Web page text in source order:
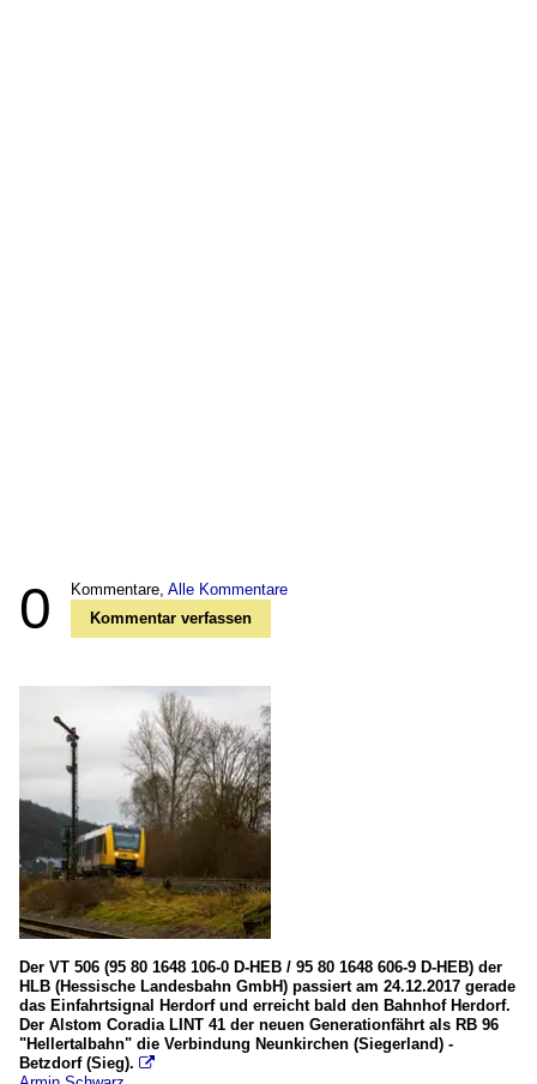
0 Kommentare, Alle Kommentare
Kommentar verfassen
Der VT 506 (95 80 1648 106-0 D-HEB / 95 80 1648 606-9 D-HEB) der
HLB (Hessische Landesbahn GmbH) passiert am 24.12.2017 gerade
das Einfahrtsignal Herdorf und erreicht bald den Bahnhof Herdorf.
Der Alstom Coradia LINT 41 der neuen Generationfährt als RB 96
"Hellertalbahn" die Verbindung Neunkirchen (Siegerland) -
Betzdorf (Sieg). 